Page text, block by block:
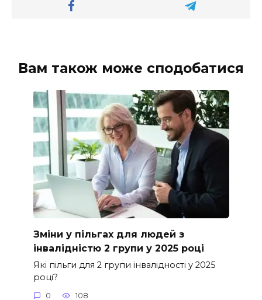
Вам також може сподобатися
Зміни у пільгах для людей з
інвалідністю 2 групи у 2025 році
Які пільги для 2 групи інвалідності у 2025
році?
0 108